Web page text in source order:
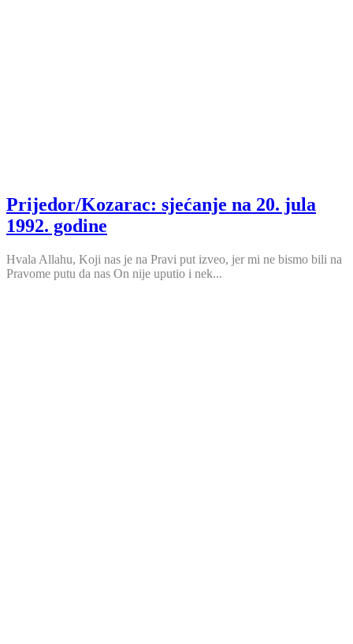
Prijedor/Kozarac: sjećanje na 20. jula
1992. godine
Hvala Allahu, Koji nas je na Pravi put izveo, jer mi ne bismo bili na
Pravome putu da nas On nije uputio i nek...